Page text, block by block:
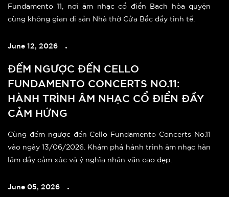
Fundamento 11, nơi âm nhạc cổ điển Bach hòa quyện
cùng không gian di sản Nhà thờ Cửa Bắc đầy tinh tế.
June 12, 2026
ĐẾM NGƯỢC ĐẾN CELLO
FUNDAMENTO CONCERTS NO.11:
HÀNH TRÌNH ÂM NHẠC CỔ ĐIỂN ĐẦY
CẢM HỨNG
Cùng đếm ngược đến Cello Fundamento Concerts No.11
vào ngày 13/06/2026. Khám phá hành trình âm nhạc hàn
lâm đầy cảm xúc và ý nghĩa nhân văn cao đẹp.
June 05, 2026